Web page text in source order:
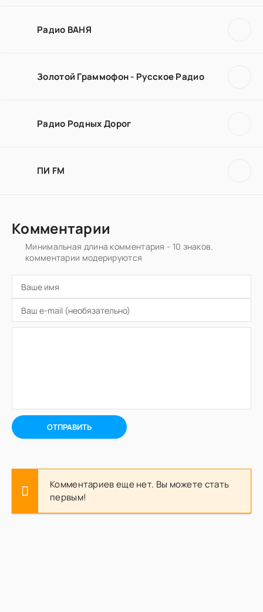
Радио ВАНЯ
Золотой Граммофон - Русское Радио
Радио Родных Дорог
ПИ FM
Комментарии
Минимальная длина комментария - 10 знаков.
комментарии модерируются
ОТПРАВИТЬ
Комментариев еще нет. Вы можете стать
первым!